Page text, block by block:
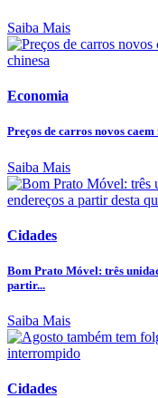
Saiba Mais
Economia
Preços de carros novos
Saiba Mais
Cidades
Bom Prato Móvel: três
partir...
Saiba Mais
Cidades